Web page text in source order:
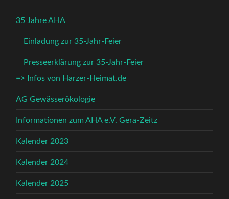
35 Jahre AHA
Einladung zur 35-Jahr-Feier
Presseerklärung zur 35-Jahr-Feier
=> Infos von Harzer-Heimat.de
AG Gewässerökologie
Informationen zum AHA e.V. Gera-Zeitz
Kalender 2023
Kalender 2024
Kalender 2025